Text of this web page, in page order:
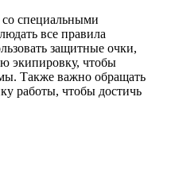
специальными
все правила
защитные очки,
экипировку, чтобы
Также важно обращать
работы, чтобы достичь